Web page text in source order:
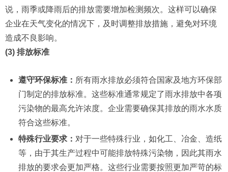
说，雨季或降雨后的排放需要增加检测频次。这样可以确保
企业在天气变化的情况下，及时调整排放措施，避免对环境
造成不良影响。
(3) 排放标准
遵守环保标准： 所有雨水排放必须符合国家及地方环保部
门制定的排放标准。这些标准通常规定了雨水排放中各项
污染物的最高允许浓度。企业需要确保其排放的雨水水质
符合这些标准。
特殊行业要求： 对于一些特殊行业，如化工、冶金、造纸
等，由于其生产过程中可能排放特殊污染物，因此其雨水
排放的要求会更加严格。这些行业需要按照更加严苛的标